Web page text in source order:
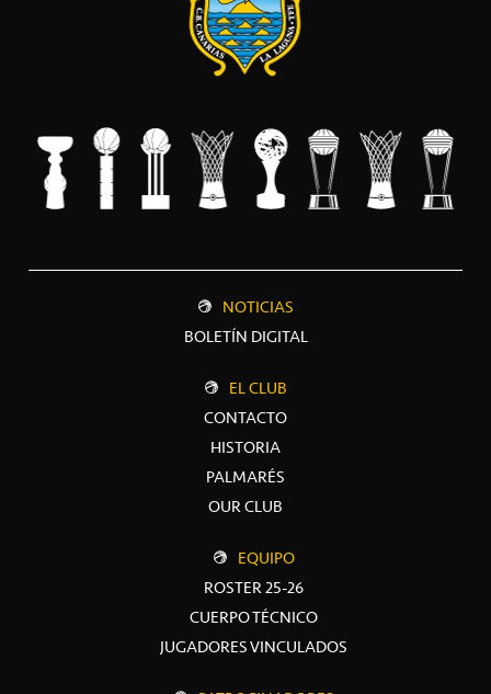
NOTICIAS
BOLETÍN DIGITAL
EL CLUB
CONTACTO
HISTORIA
PALMARÉS
OUR CLUB
EQUIPO
ROSTER 25-26
CUERPO TÉCNICO
JUGADORES VINCULADOS